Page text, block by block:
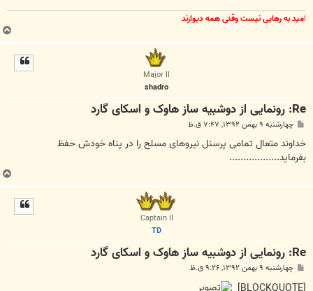
امید به رهایی نیست وقتی همه دیوارند
Major II
shadro
Re: رونمایی از دوشبیه ساز هاوک و اسکای گارد
س
ت
چهارشنبه ۹ بهمن ۱۳۹۲, ۷:۴۷ ق.ظ
خداوند متعال تمامی پرسنل نیروهای مسلح را در پناه خودش حفظ
بفرماید..................
Captain II
TD
Re: رونمایی از دوشبیه ساز هاوک و اسکای گارد
س
ت
چهارشنبه ۹ بهمن ۱۳۹۲, ۹:۲۶ ق.ظ